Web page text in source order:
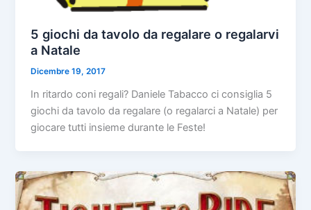
5 giochi da tavolo da regalare o regalarvi
a Natale
Dicembre 19, 2017
In ritardo coni regali? Daniele Tabacco ci consiglia 5
giochi da tavolo da regalare (o regalarci a Natale) per
giocare tutti insieme durante le Feste!